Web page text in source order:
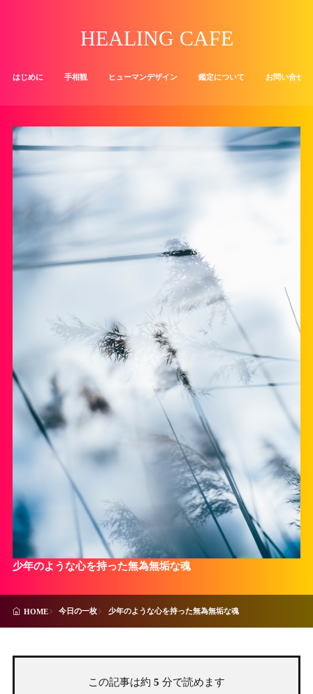
HEALING CAFE
はじめに 手相観 ヒューマンデザイン 鑑定について お問い合せ
少年のような心を持った無為無垢な魂
HOME 今日の一枚 少年のような心を持った無為無垢な魂
この記事は約 5 分で読めます